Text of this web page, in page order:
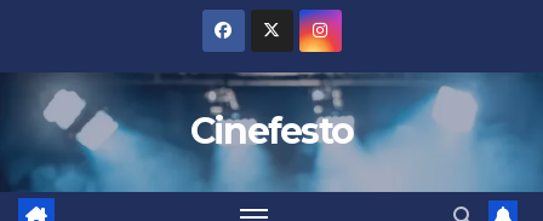
περιεχόμενο
Cinefesto